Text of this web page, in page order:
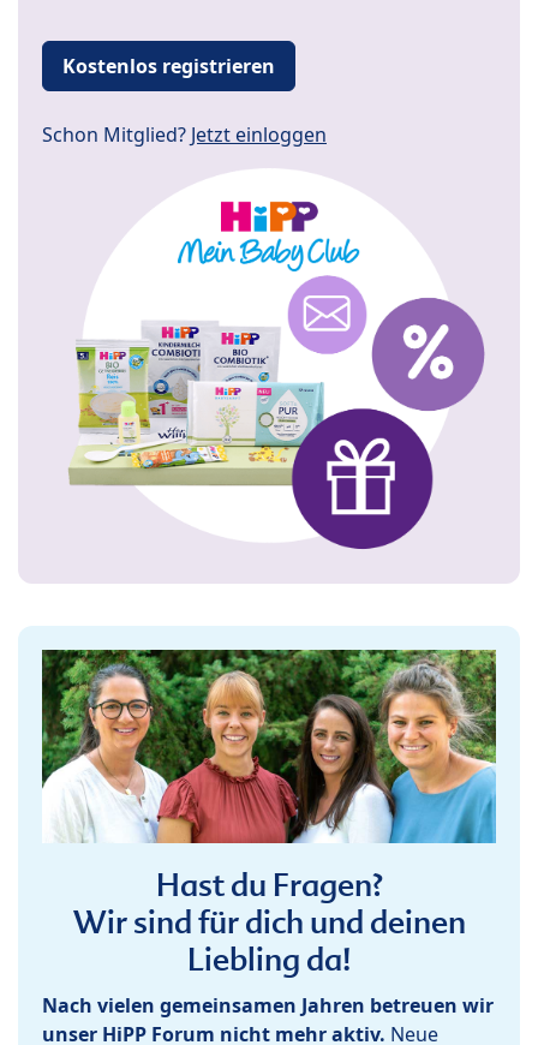
Kostenlos registrieren
Schon Mitglied? Jetzt einloggen
Hast du Fragen?
Wir sind für dich und deinen
Liebling da!
Nach vielen gemeinsamen Jahren betreuen wir
unser HiPP Forum nicht mehr aktiv. Neue